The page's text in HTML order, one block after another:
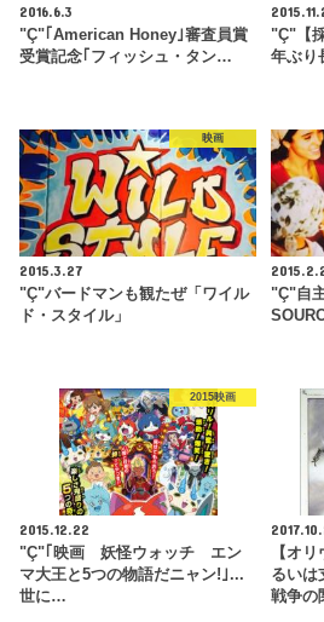
2016.6.3
"Ç"｢American Honey｣審査員賞
受賞記念｢フィッシュ・タン…
"Ç"【
年ぶり
映画
2015.3.27
"Ç"バードマンも観たぜ「ワイル
ド・スタイル」
"Ç"自
2015映画
2015.12.22
"Ç"｢映画 妖怪ウォッチ エン
マ大王と5つの物語だニャン!｣...
世に…
【オ
るいは
戦争の